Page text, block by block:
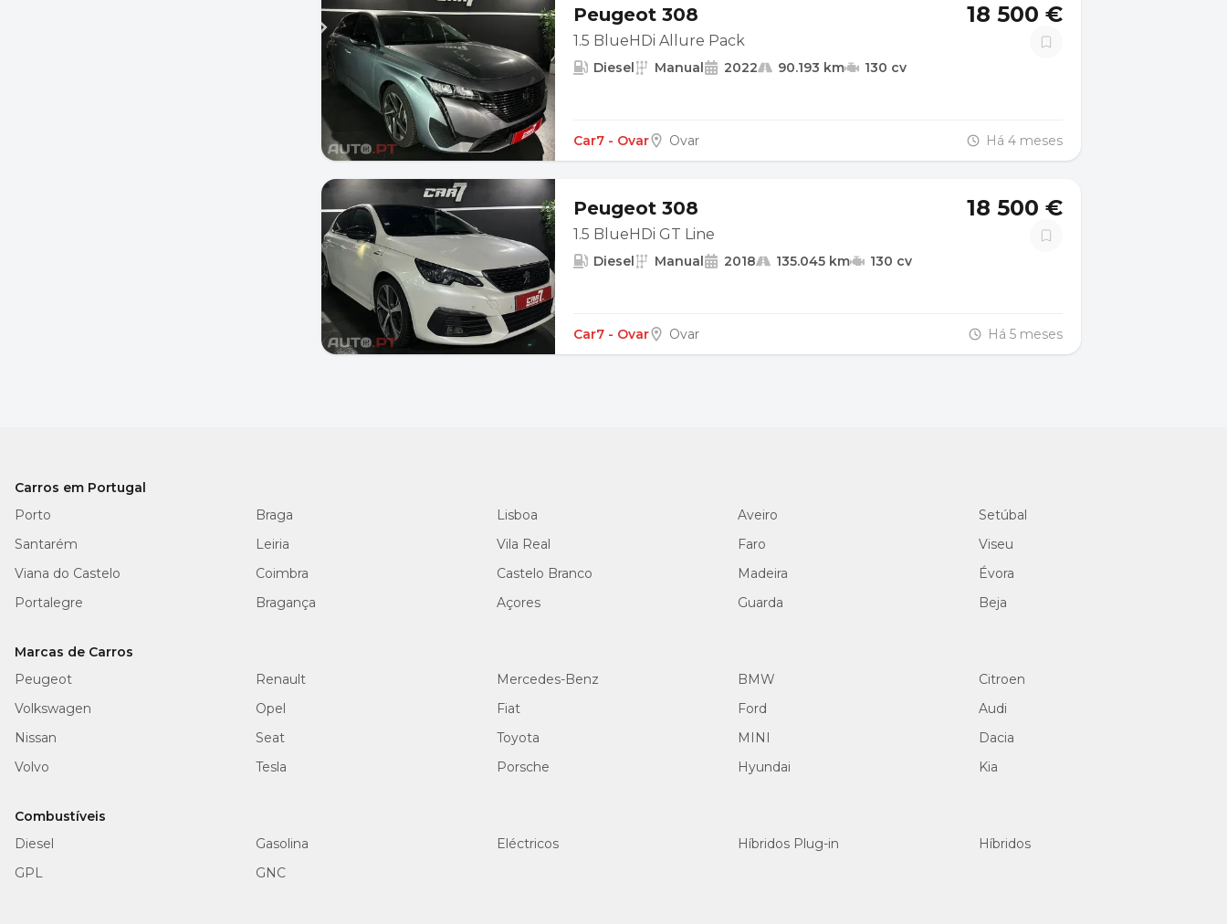
Peugeot 308
1.5 BlueHDi Allure Pack
18 500 €
Diesel Manual 2022 90.193 km 130 cv
Car7 - Ovar Ovar Há 4 meses
Peugeot 308
1.5 BlueHDi GT Line
18 500 €
Diesel Manual 2018 135.045 km 130 cv
Car7 - Ovar Ovar Há 5 meses
Carros em Portugal
Porto
Braga Lisboa Aveiro
Setúbal
Santarém
Leiria Vila Real Faro
Viseu
Viana do Castelo
Coimbra Castelo Branco Madeira
Évora
Portalegre
Bragança Açores Guarda Beja
Marcas de Carros
Peugeot
Renault Mercedes-Benz BMW
Citroen
Volkswagen
Opel Fiat Ford
Audi
Nissan
Seat Toyota MINI
Dacia
Volvo
Tesla Porsche Hyundai Kia
Combustíveis
Diesel
Gasolina Eléctricos Híbridos Plug-in
Híbridos
GPL
GNC